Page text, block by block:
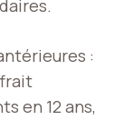
:
en 12 ans,